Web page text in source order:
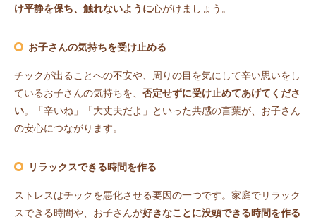
け平静を保ち、触れないように心がけましょう。
お子さんの気持ちを受け止める
チックが出ることへの不安や、周りの目を気にして辛い思いをし
ているお子さんの気持ちを、 否定せずに受け止めてあげてくださ
い。「辛いね」「大丈夫だよ」といった共感の言葉が、お子さん
の安心につながります。
リラックスできる時間を作る
ストレスはチックを悪化させる要因の一つです。家庭でリラック
スできる時間や、お子さんが好きなことに没頭できる時間を作る